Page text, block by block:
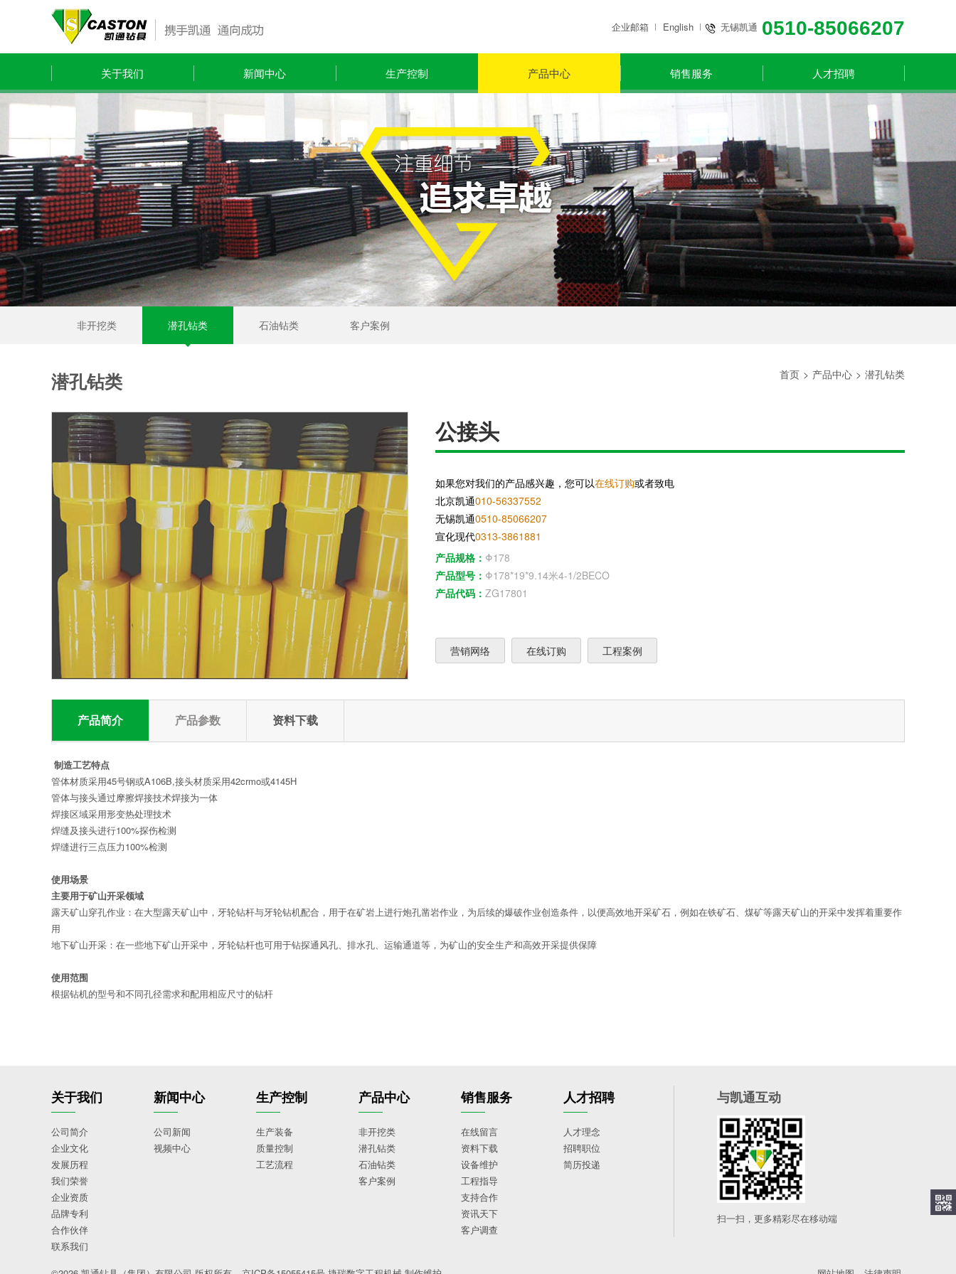
0313-3861881
13784581818
English
企业邮箱
关于我们 新闻中心 生产控制 产品中心 销售服务 人才招聘
非开挖类 潜孔钻类 石油钻类 客户案例
潜孔钻类 首页 > 产品中心 > 潜孔钻类
公接头
如果您对我们的产品感兴趣，您可以在线订购或者致电
北京凯通010-56337552
无锡凯通0510-85066207
宣化现代0313-3861881
产品规格： Φ178
产品型号： Φ178*19*9.14米4-1/2BECO
产品代码： ZG17801
营销网络 在线订购 工程案例
产品简介
制造工艺特点
管体材质采用45号钢或A106B,接头材质采用42crmo或4145H
管体与接头通过摩擦焊接技术焊接为一体
焊接区域采用形变热处理技术
焊缝及接头进行100%探伤检测
焊缝进行三点压力100%检测
使用场景
主要用于矿山开采领域
露天矿山穿孔作业：在大型露天矿山中，牙轮钻杆与牙轮钻机配合，用于在矿岩上进行炮孔凿岩作业，为后续的爆破作业创造条件，以便高效地开采矿石，例如在铁矿石、煤矿等露天矿山的开采中发挥着重要作
用
地下矿山开采：在一些地下矿山开采中，牙轮钻杆也可用于钻探通风孔、排水孔、运输通道等，为矿山的安全生产和高效开采提供保障
使用范围
根据钻机的型号和不同孔径需求和配用相应尺寸的钻杆
产品参数 资料下载
关于我们
公司简介
企业文化
发展历程
我们荣誉
企业资质
品牌专利
合作伙伴
联系我们
新闻中心
公司新闻
视频中心
生产控制
生产装备
质量控制
工艺流程
产品中心
非开挖类
潜孔钻类
石油钻类
客户案例
销售服务
在线留言
资料下载
设备维护
工程指导
支持合作
资讯天下
客户调查
人才招聘
人才理念
招聘职位
简历投递
与凯通互动
扫一扫，更多精彩尽在移动端